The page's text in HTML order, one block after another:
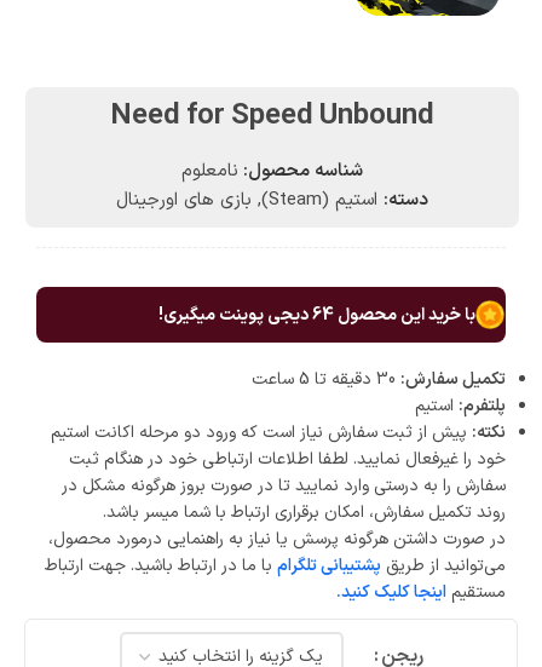
Need for Speed Unbound
شناسه محصول: نامعلوم
دسته: استیم (Steam) , بازی های اورجینال
با خرید این محصول64دیجی پوینت میگیری!
تکمیل سفارش:
پلتفرم: استیم
نکته: پیش از ثبت سفارش نیاز است که ورود دو مرحله اکانت استیم
خود را غیرفعال نمایید. لطفا اطلاعات ارتباطی خود در هنگام ثبت
سفارش را به درستی وارد نمایید تا در صورت بروز هرگونه مشکل در
روند تکمیل سفارش، امکان برقراری ارتباط با شما میسر باشد.
در صورت داشتن هرگونه پرسش یا نیاز به راهنمایی درمورد محصول،
می‌توانید از طریق پشتیبانی تلگرام با ما در ارتباط باشید. جهت ارتباط
مستقیم اینجا کلیک کنید.
ریجن